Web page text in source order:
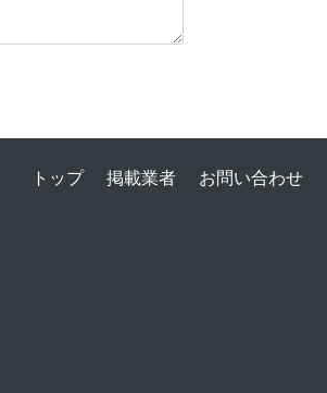
トップ 掲載業者 お問い合わせ